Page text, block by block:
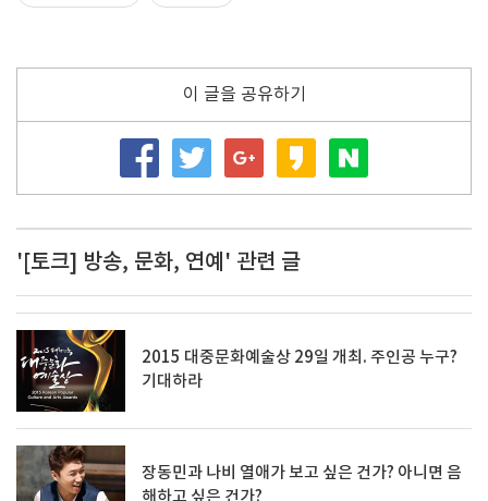
이 글을 공유하기
'[토크] 방송, 문화, 연예' 관련 글
2015 대중문화예술상 29일 개최. 주인공 누구?
기대하라
장동민과 나비 열애가 보고 싶은 건가? 아니면 음